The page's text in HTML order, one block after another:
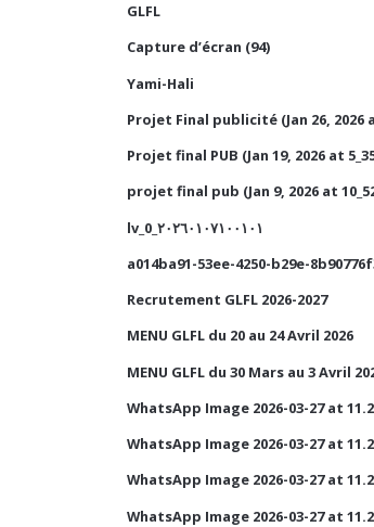
GLFL
Capture d’écran (94)
Yami-Hali
Projet Final publicité (Jan 26, 2026
Projet final PUB (Jan 19, 2026 at
projet final pub (Jan 9, 2026 at
lv_0_٢٠٢٦٠١٠٧١٠٠١٠١
a014ba91-53ee-4250-b29e-
Recrutement GLFL 2026-2027
MENU GLFL du 20 au 24 Avril 2026
MENU GLFL du 30 Mars au 3 Avril
WhatsApp Image 2026-03-27 at
WhatsApp Image 2026-03-27 at
WhatsApp Image 2026-03-27 at
WhatsApp Image 2026-03-27 at